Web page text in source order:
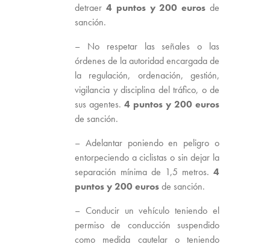
detraer 4 puntos y 200 euros de
sanción.
– No respetar las señales o las
órdenes de la autoridad encargada de
la regulación, ordenación, gestión,
vigilancia y disciplina del tráfico, o de
sus agentes. 4 puntos y 200 euros
de sanción.
– Adelantar poniendo en peligro o
entorpeciendo a ciclistas o sin dejar la
separación mínima de 1,5 metros. 4
puntos y 200 eurosde sanción.
– Conducir un vehículo teniendo el
permiso de conducción suspendido
como medida cautelar o teniendo